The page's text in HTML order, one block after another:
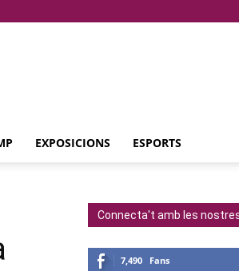
EXPOSICIONS ESPORTS
Connecta't amb les
7,490 Fans